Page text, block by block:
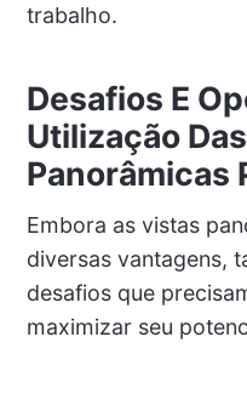
trabalho.
Desafios E
Utilização
Panorâmicas
Embora as vistas
diversas vantagens,
desafios que
maximizar seu